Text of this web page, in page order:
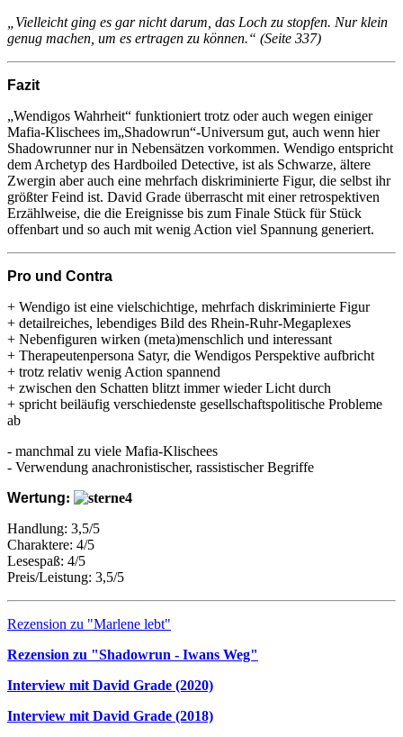
„Vielleicht ging es gar nicht darum, das Loch zu stopfen. Nur klein
genug machen, um es ertragen zu können.“ (Seite 337)
Fazit
„Wendigos Wahrheit“ funktioniert trotz oder auch wegen einiger
Mafia-Klischees im„Shadowrun“-Universum gut, auch wenn hier
Shadowrunner nur in Nebensätzen vorkommen. Wendigo entspricht
dem Archetyp des Hardboiled Detective, ist als Schwarze, ältere
Zwergin aber auch eine mehrfach diskriminierte Figur, die selbst ihr
größter Feind ist. David Grade überrascht mit einer retrospektiven
Erzählweise, die die Ereignisse bis zum Finale Stück für Stück
offenbart und so auch mit wenig Action viel Spannung generiert.
Pro und Contra
+ Wendigo ist eine vielschichtige, mehrfach diskriminierte Figur
+ detailreiches, lebendiges Bild des Rhein-Ruhr-Megaplexes
+ Nebenfiguren wirken (meta)menschlich und interessant
+ Therapeutenpersona Satyr, die Wendigos Perspektive aufbricht
+ trotz relativ wenig Action spannend
+ zwischen den Schatten blitzt immer wieder Licht durch
+ spricht beiläufig verschiedenste gesellschaftspolitische Probleme
ab
- manchmal zu viele Mafia-Klischees
- Verwendung anachronistischer, rassistischer Begriffe
Wertung:
Handlung: 3,5/5
Charaktere: 4/5
Lesespaß: 4/5
Preis/Leistung: 3,5/5
Rezension zu "Marlene lebt"
Rezension zu "Shadowrun - Iwans Weg"
Interview mit David Grade (2020)
Interview mit David Grade (2018)